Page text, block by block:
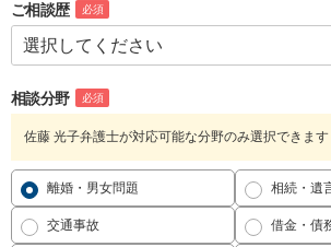
ご相談歴 必須
相談分野 必須
佐藤 光子弁護士が対応可能な分野のみ選択できます
離婚・男女問題 相続・遺
交通事故 借金・債